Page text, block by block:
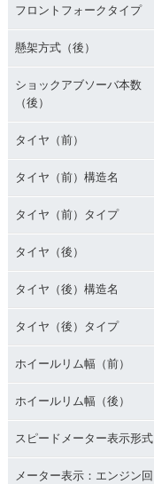
フロントフォークタイプ
懸架方式（後）
ショックアブソーバ本数
（後）
タイヤ（前）
タイヤ（前）構造名
タイヤ（前）タイプ
タイヤ（後）
タイヤ（後）構造名
タイヤ（後）タイプ
ホイールリム幅（前）
ホイールリム幅（後）
スピードメーター表示形式
メーター表示：エンジン回